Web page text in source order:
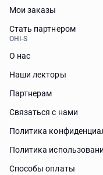
Мои заказы
Стать партнером
OHI-S
О нас
Наши лекторы
Партнерам
Связаться с нами
Политика
Политика
Способы оплаты